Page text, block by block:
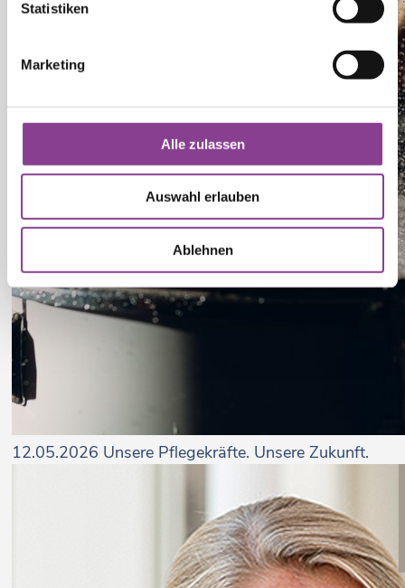
Statistiken
Marketing
Alle zulassen
Auswahl erlauben
Ablehnen
12.05.2026 Unsere Pflegekräfte. Unsere Zukunft.